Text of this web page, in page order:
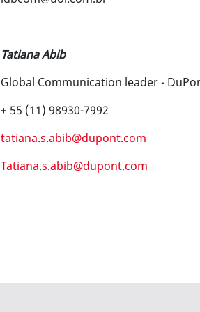
Tatiana Abib
Global Communication leader -
+ 55 (11) 98930-7992
tatiana.s.abib@dupont.com
Tatiana.s.abib@dupont.com